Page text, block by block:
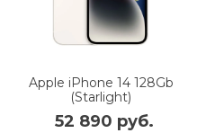
Apple iPhone 14 128Gb
(Starlight)
52 890 руб.